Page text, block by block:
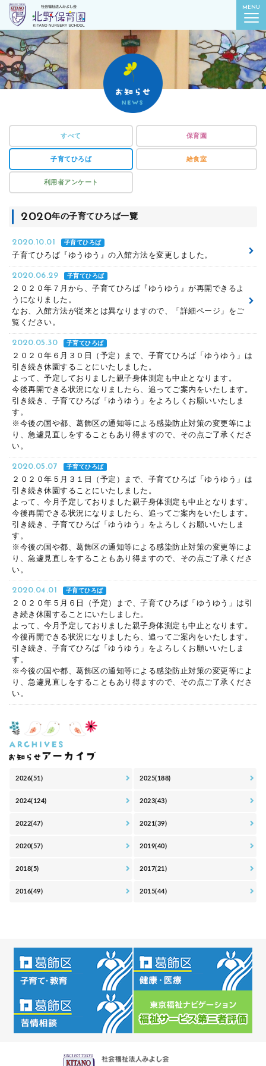
MENU
社会福祉法人みよし会
すべて 保育園
子育てひろば 給食室
利用者アンケート
2020年の子育てひろば一覽
2020.10.01 子育てひろば
子育てひろば『ゆうゆう』の入館方法を変更しました。
2020.06.29 子育てひろば
２０２０年７月から、子育てひろば『ゆうゆう』が再開できるよ
うになりました。
なお、入館方法が従来とは異なりますので、「詳細ページ」をご
覧ください。
2020.05.30 子育てひろば
２０２０年６月３０日（予定）まで、子育てひろば「ゆうゆう」は
引き続き休園することにいたしました。
よって、予定しておりました親子身体測定も中止となります。
今後再開できる状況になりましたら、追ってご案内をいたします。
引き続き、子育てひろば「ゆうゆう」をよろしくお願いいたしま
す。
※今後の国や都、葛飾区の通知等による感染防止対策の変更等によ
り、急遽見直しをすることもあり得ますので、その点ご了承くださ
い。
2020.05.07 子育てひろば
２０２０年５月３１日（予定）まで、子育てひろば「ゆうゆう」は
引き続き休園することにいたしました。
よって、今月予定しておりました親子身体測定も中止となります。
今後再開できる状況になりましたら、追ってご案内をいたします。
引き続き、子育てひろば「ゆうゆう」をよろしくお願いいたしま
す。
※今後の国や都、葛飾区の通知等による感染防止対策の変更等によ
り、急遽見直しをすることもあり得ますので、その点ご了承くださ
い。
2020.04.01 子育てひろば
２０２０年５月６日（予定）まで、子育てひろば「ゆうゆう」は引
き続き休園することにいたしました。
よって、今月予定しておりました親子身体測定も中止となります。
今後再開できる状況になりましたら、追ってご案内をいたします。
引き続き、子育てひろば「ゆうゆう」をよろしくお願いいたしま
す。
※今後の国や都、葛飾区の通知等による感染防止対策の変更等によ
り、急遽見直しをすることもあり得ますので、その点ご了承くださ
い。
2026(51) 2025(188)
2024(124) 2023(43)
2022(47) 2021(39)
2020(57) 2019(40)
2018(5) 2017(21)
2016(49) 2015(44)